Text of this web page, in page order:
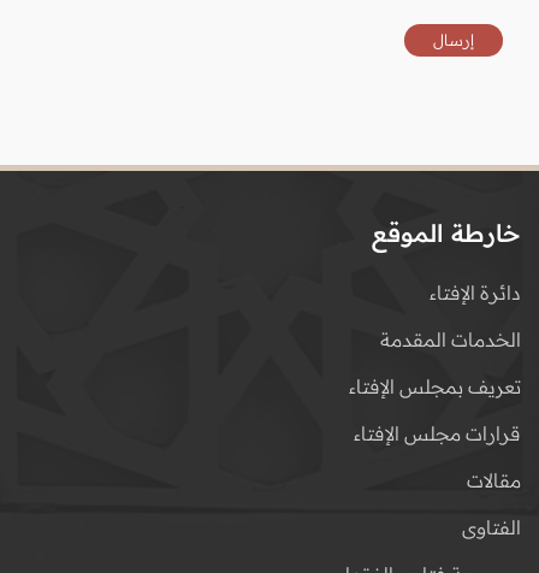
خارطة الموقع
دائرة الإفتاء
الخدمات المقدمة
تعريف بمجلس الإفتاء
قرارات مجلس الإفتاء
مقالات
الفتاوى